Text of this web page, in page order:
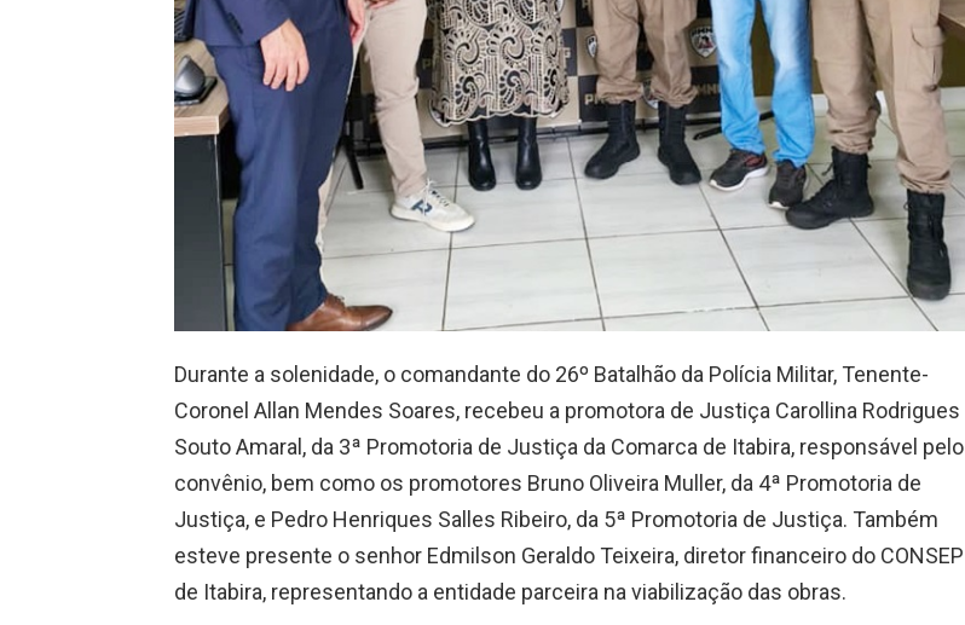
Durante a solenidade, o comandante do 26º Batalhão da Polícia Militar, Tenente-
Coronel Allan Mendes Soares, recebeu a promotora de Justiça Carollina Rodrigues
Souto Amaral, da 3ª Promotoria de Justiça da Comarca de Itabira, responsável pelo
convênio, bem como os promotores Bruno Oliveira Muller, da 4ª Promotoria de
Justiça, e Pedro Henriques Salles Ribeiro, da 5ª Promotoria de Justiça. Também
esteve presente o senhor Edmilson Geraldo Teixeira, diretor financeiro do CONSEP
de Itabira, representando a entidade parceira na viabilização das obras.